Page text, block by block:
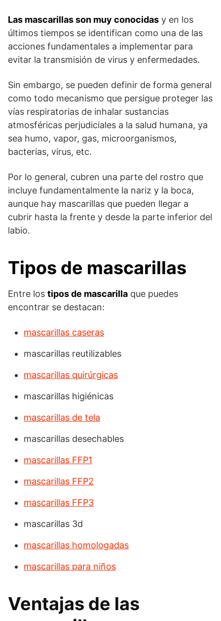
Las mascarillas son muy conocidas y en los
últimos tiempos se identifican como una de las
acciones fundamentales a implementar para
evitar la transmisión de virus y enfermedades.
Sin embargo, se pueden definir de forma general
como todo mecanismo que persigue proteger las
vías respiratorias de inhalar sustancias
atmosféricas perjudiciales a la salud humana, ya
sea humo, vapor, gas, microorganismos,
bacterias, virus, etc.
Por lo general, cubren una parte del rostro que
incluye fundamentalmente la nariz y la boca,
aunque hay mascarillas que pueden llegar a
cubrir hasta la frente y desde la parte inferior del
labio.
Tipos de mascarillas
Entre los tipos de mascarilla que puedes
encontrar se destacan:
mascarillas caseras
mascarillas reutilizables
mascarillas quirúrgicas
mascarillas higiénicas
mascarillas de tela
mascarillas desechables
mascarillas FFP1
mascarillas FFP2
mascarillas FFP3
mascarillas 3d
mascarillas homologadas
mascarillas para niños
Ventajas de las